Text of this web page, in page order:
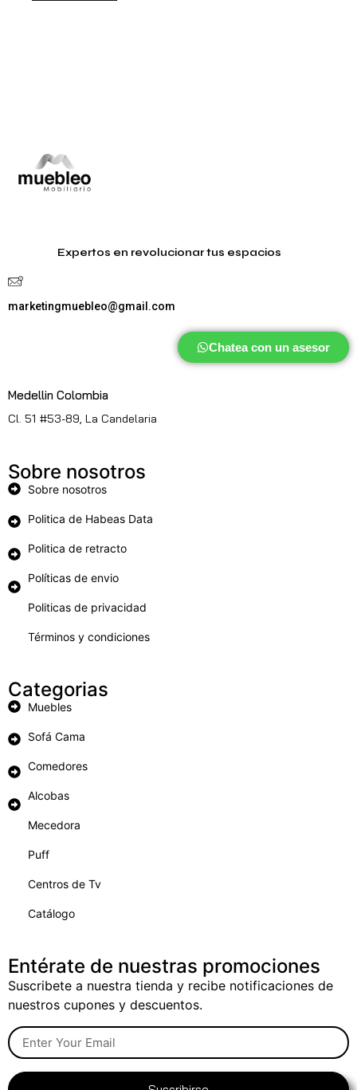
Expertos en revolucionar tus espacios
marketingmuebleo@gmail.com
Chatea con un asesor
Medellin Colombia
Cl. 51 #53-89, La Candelaria
Sobre nosotros
Sobre nosotros
Politica de Habeas Data
Politica de retracto
Políticas de envio
Politicas de privacidad
Términos y condiciones
Categorias
Muebles
Sofá Cama
Comedores
Alcobas
Mecedora
Puff
Centros de Tv
Catálogo
Entérate de nuestras promociones
Suscribete a nuestra tienda y recibe notificaciones de
nuestros cupones y descuentos.